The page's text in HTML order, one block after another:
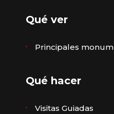
Qué ver
Principales
Qué hacer
Visitas Guiadas